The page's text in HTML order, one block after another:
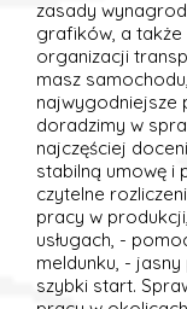
zasady
grafików, a
organizacji
masz
najwygodniejsze
doradzimy w
najczęściej
stabilną umowę i
czytelne
pracy w
usługach, -
meldunku, -
szybki start.